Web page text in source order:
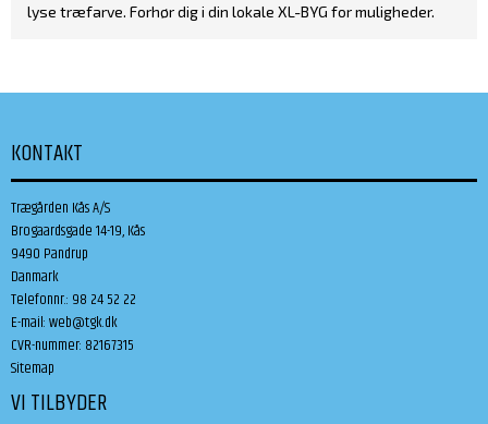
lyse træfarve. Forhør dig i din lokale XL-BYG for muligheder.
KONTAKT
Trægården Kås A/S
Brogaardsgade 14-19, Kås
9490 Pandrup
Danmark
Telefonnr.: 98 24 52 22
E-mail:web@tgk.dk
CVR-nummer: 82167315
Sitemap
VI TILBYDER